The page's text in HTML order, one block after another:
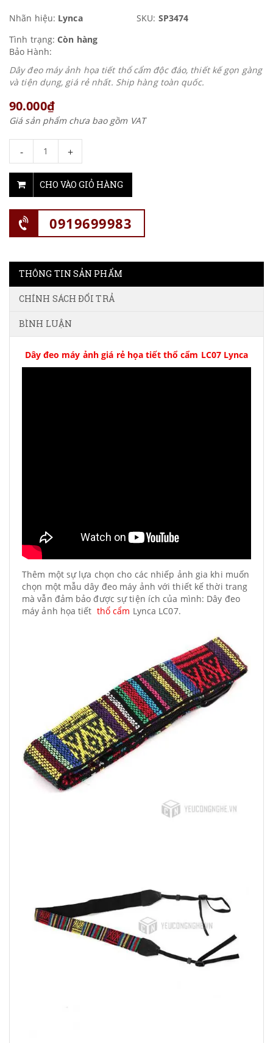
Nhãn hiệu: Lynca SKU: SP3474
Tình trạng: Còn hàng
Bảo Hành:
Dây đeo máy ảnh họa tiết thổ cẩm độc đáo, thiết kế gọn gàng
và tiện dụng, giá rẻ nhất. Ship hàng toàn quốc.
90.000₫
Giá sản phẩm chưa bao gồm VAT
- +
CHO VÀO GIỎ HÀNG
0919699983
THÔNG TIN SẢN PHẨM
CHÍNH SÁCH ĐỔI TRẢ
BÌNH LUẬN
Dây đeo máy ảnh giá rẻ họa tiết thổ cẩm LC07 Lynca
Thêm một sự lựa chọn cho các nhiếp ảnh gia khi muốn
chọn một mẫu dây đeo máy ảnh với thiết kế thời trang
mà vẫn đảm bảo được sự tiện ích của mình: Dây đeo
máy ảnh họa tiết thổ cẩm Lynca LC07.